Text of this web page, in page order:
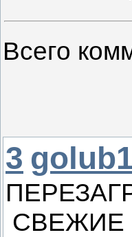
Всего
3